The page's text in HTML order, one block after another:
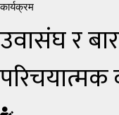
कार्यक्रम
उवासंघ र
परिचयात्मक